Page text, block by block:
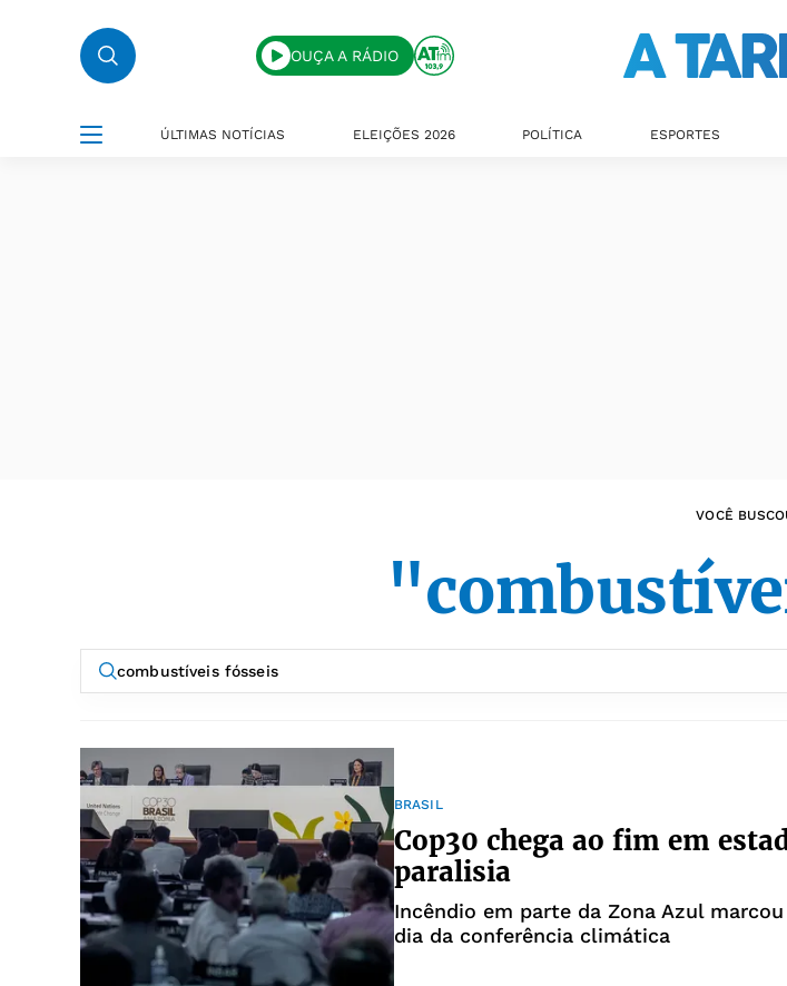
OUÇA A RÁDIO
ÚLTIMAS NOTÍCIAS ELEIÇÕES 2026 POLÍTICA ESPORTES
VOCÊ
BRASIL
Cop30 chega ao fim em
paralisia
Incêndio em parte da Zona Azul
dia da conferência climática